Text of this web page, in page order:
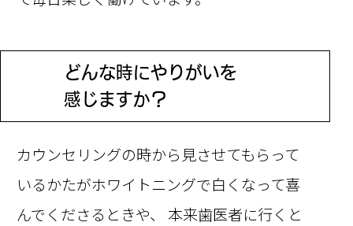
どんな時にやりがいを
感じますか？
カウンセリングの時から見させてもらって
いるかたがホワイトニングで白くなって喜
んでくださるときや、 本来歯医者に行くと